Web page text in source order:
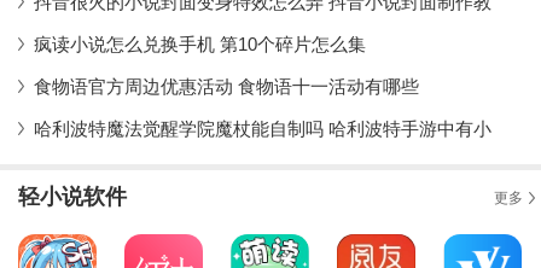
疯读小说怎么兑换手机 第10个碎片怎么集
食物语官方周边优惠活动 食物语十一活动有哪些
哈利波特魔法觉醒学院魔杖能自制吗 哈利波特手游中有小
轻小说软件 更多